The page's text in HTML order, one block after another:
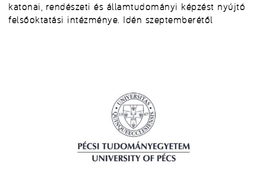
katonai, rendészeti és államtudományi képzést nyújtó
felsőoktatási intézménye. Idén szeptemberétől